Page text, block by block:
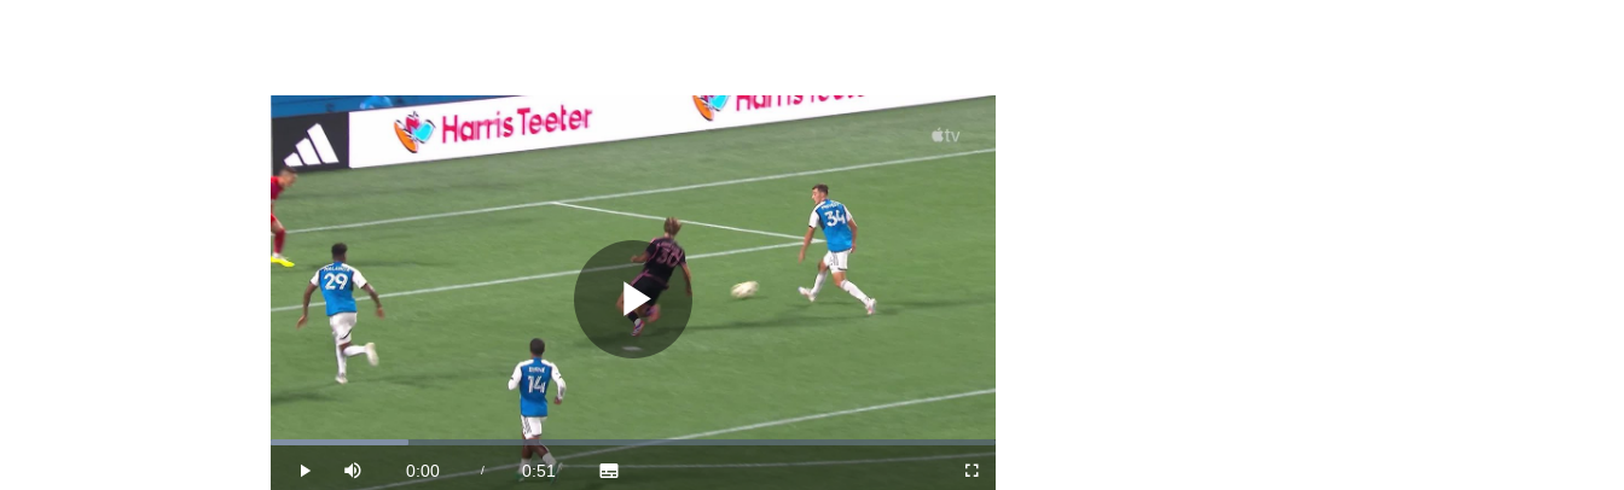
Play
Video
Play Mute
Current
0:00 /
Duration
0:51
Loaded:
Subtitles
Fullscreen